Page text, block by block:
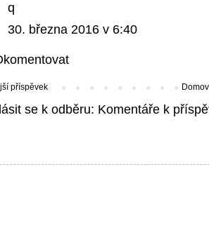
q
30. března 2016 v 6:40
příspěvek
se k odběru: Komentáře k